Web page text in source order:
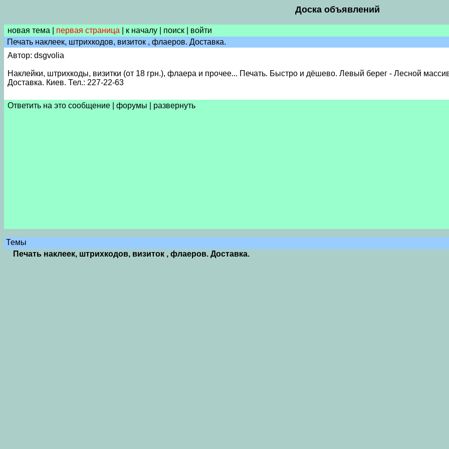
Доска объявлений
новая тема первая страница к началу поиск войти
Печать наклеек, штрихкодов, визиток , флаеров. Доставка.
Автор: dsgvolia
Наклейки, штрихкоды, визитки (от 18 грн.), флаера и прочее... Печать. Быстро и дёшево. Левый берег - Лесной
Доставка. Киев. Тел.: 227-22-63
Ответить на это сообщение форумы
развернуть
Темы
Печать наклеек, штрихкодов, визиток , флаеров. Доставка.